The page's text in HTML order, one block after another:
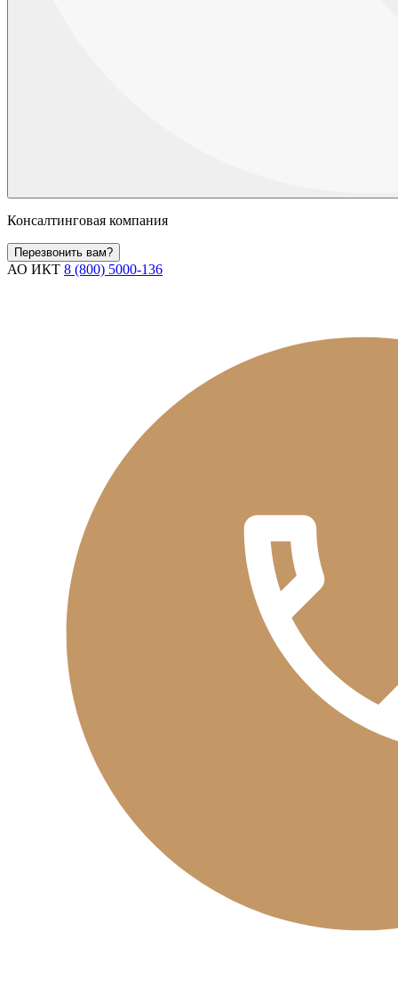
Консалтинговая компания
Перезвонить вам?
АО ИКТ 8 (800) 5000-136